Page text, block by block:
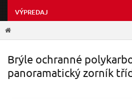
VÝPREDAJ
Brýle ochranné
panoramatický zorník